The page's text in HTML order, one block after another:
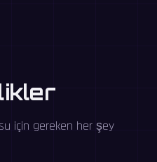
için gereken her şey